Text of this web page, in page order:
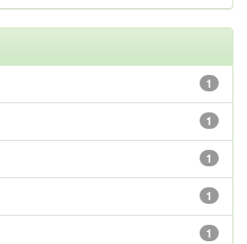
1
1
1
1
1